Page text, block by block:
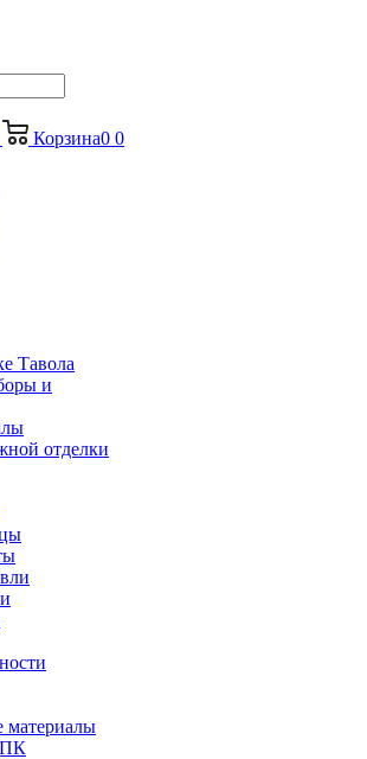
Корзина0 0
Тавола
и
отделки
материалы